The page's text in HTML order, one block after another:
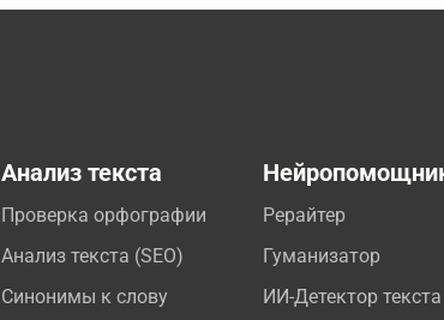
Анализ текста
Проверка орфографии
Анализ текста (SEO)
Синонимы к слову
Рерайтер
Гуманизатор
ИИ-Детектор текста